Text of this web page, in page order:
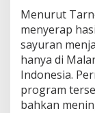
Menurut
menyerap
sayuran
hanya di
Indonesia.
program
bahkan